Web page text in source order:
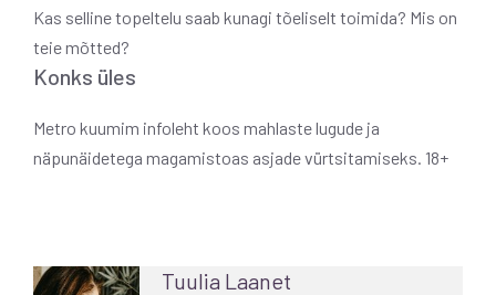
Kas selline topeltelu saab kunagi tõeliselt toimida? Mis on
teie mõtted?
Konks üles
Metro kuumim infoleht koos mahlaste lugude ja
näpunäidetega magamistoas asjade vürtsitamiseks. 18+
Tuulia Laanet